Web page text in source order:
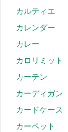
カルティエ
カレンダー
カレー
カロリミット
カーテン
カーディガン
カードケース
カーペット